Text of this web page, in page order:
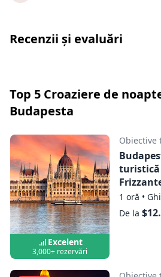
Ușile bărcii se vor
dorești să asculți ghidul
Recenzii și evaluări
Top 5 Croaziere de
Budapesta
Excelent
3,000+ rezervări
Obiective
turistică
1 oră •
De la